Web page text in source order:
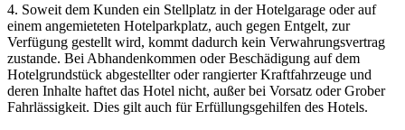
4. Soweit dem Kunden ein Stellplatz in der Hotelgarage oder auf
einem angemieteten Hotelparkplatz, auch gegen Entgelt, zur
Verfügung gestellt wird, kommt dadurch kein Verwahrungsvertrag
zustande. Bei Abhandenkommen oder Beschädigung auf dem
Hotelgrundstück abgestellter oder rangierter Kraftfahrzeuge und
deren Inhalte haftet das Hotel nicht, außer bei Vorsatz oder Grober
Fahrlässigkeit. Dies gilt auch für Erfüllungsgehilfen des Hotels.